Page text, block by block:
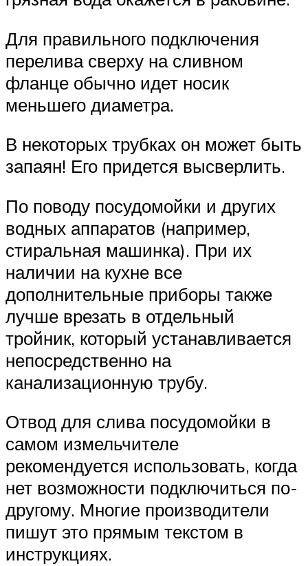
Для правильного подключения
перелива сверху на сливном
фланце обычно идет носик
меньшего диаметра.
В некоторых трубках он может быть
запаян! Его придется высверлить.
По поводу посудомойки и других
водных аппаратов (например,
стиральная машинка). При их
наличии на кухне все
дополнительные приборы также
лучше врезать в отдельный
тройник, который устанавливается
непосредственно на
канализационную трубу.
Отвод для слива посудомойки в
самом измельчителе
рекомендуется использовать, когда
нет возможности подключиться по-
другому. Многие производители
пишут это прямым текстом в
инструкциях.